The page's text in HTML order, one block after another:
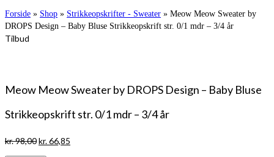
Forside » Shop » Strikkeopskrifter - Sweater » Meow Meow Sweater by
DROPS Design – Baby Bluse Strikkeopskrift str. 0/1 mdr – 3/4 år
Tilbud
Meow Meow Sweater by DROPS Design – Baby Bluse
Strikkeopskrift str. 0/1 mdr – 3/4 år
kr.98,00Den
kr.66,85